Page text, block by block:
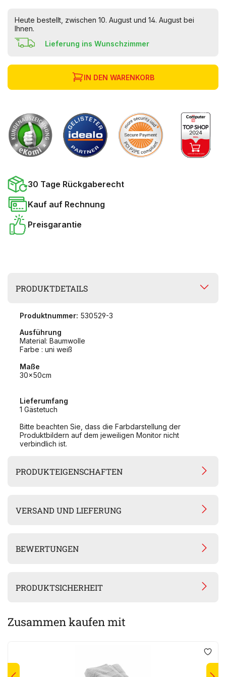
Heute bestellt, zwischen 10. August und 14. August bei
Ihnen.
Lieferung ins Wunschzimmer
IN DEN WARENKORB
30 Tage Rückgaberecht
Kauf auf Rechnung
Preisgarantie
PRODUKTDETAILS
Produktnummer: 530529-3
Ausführung
Material: Baumwolle
Farbe : uni weiß
Maße
30x50cm
Lieferumfang
1 Gästetuch
Bitte beachten Sie, dass die Farbdarstellung der
Produktbildern auf dem jeweiligen Monitor nicht
verbindlich ist.
PRODUKTEIGENSCHAFTEN
VERSAND UND LIEFERUNG
BEWERTUNGEN
PRODUKTSICHERHEIT
Zusammen kaufen mit